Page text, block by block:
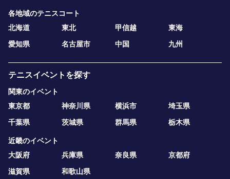
各地域のテニスコート
北海道
東北 甲信越
東海
愛知県
名古屋市 中国 九州
テニスイベントを探す
関東のイベント
東京都
神奈川県 横浜市
埼玉県
千葉県
茨城県 群馬県 栃木県
近畿のイベント
大阪府
兵庫県 奈良県
京都府
滋賀県
和歌山県